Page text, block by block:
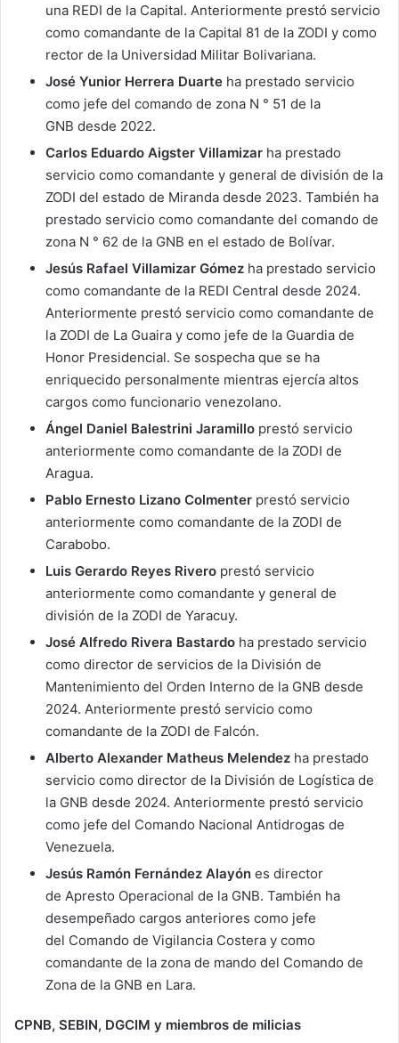
una REDI de la Capital. Anteriormente prestó servicio
como comandante de la Capital 81 de la ZODI y como
rector de la Universidad Militar Bolivariana.
José Yunior Herrera Duarte ha prestado servicio
como jefe del comando de zona N ° 51 de la
GNB desde 2022.
Carlos Eduardo Aigster Villamizar ha prestado
servicio como comandante y general de división de la
ZODI del estado de Miranda desde 2023. También ha
prestado servicio como comandante del comando de
zona N ° 62 de la GNB en el estado de Bolívar.
Jesús Rafael Villamizar Gómez ha prestado servicio
como comandante de la REDI Central desde 2024.
Anteriormente prestó servicio como comandante de
la ZODI de La Guaira y como jefe de la Guardia de
Honor Presidencial. Se sospecha que se ha
enriquecido personalmente mientras ejercía altos
cargos como funcionario venezolano.
Ángel Daniel Balestrini Jaramillo prestó servicio
anteriormente como comandante de la ZODI de
Aragua.
Pablo Ernesto Lizano Colmenter prestó servicio
anteriormente como comandante de la ZODI de
Carabobo.
Luis Gerardo Reyes Rivero prestó servicio
anteriormente como comandante y general de
división de la ZODI de Yaracuy.
José Alfredo Rivera Bastardo ha prestado servicio
como director de servicios de la División de
Mantenimiento del Orden Interno de la GNB desde
2024. Anteriormente prestó servicio como
comandante de la ZODI de Falcón.
Alberto Alexander Matheus Melendez ha prestado
servicio como director de la División de Logística de
la GNB desde 2024. Anteriormente prestó servicio
como jefe del Comando Nacional Antidrogas de
Venezuela.
Jesús Ramón Fernández Alayón es director
de Apresto Operacional de la GNB. También ha
desempeñado cargos anteriores como jefe
del Comando de Vigilancia Costera y como
comandante de la zona de mando del Comando de
Zona de la GNB en Lara.
CPNB, SEBIN, DGCIM y miembros de milicias